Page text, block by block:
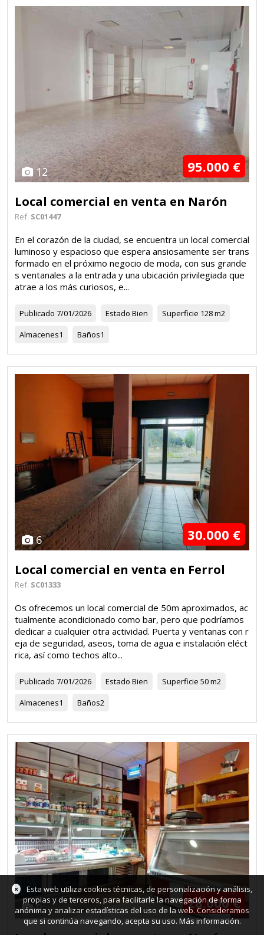
12 95.000 €
Local comercial en venta en Narón
Ref. SC01447
En el corazón de la ciudad, se encuentra un local comercial
luminoso y espacioso que espera ansiosamente ser trans
formado en el próximo negocio de moda, con sus grande
s ventanales a la entrada y una ubicación privilegiada que
atrae a los más curiosos, e...
Publicado 7/01/2026 Estado Bien Superficie 128 m2
Almacenes1 Baños1
6 30.000 €
Local comercial en venta en Ferrol
Ref. SC01333
Os ofrecemos un local comercial de 50m aproximados, ac
tualmente acondicionado como bar, pero que podríamos
dedicar a cualquier otra actividad. Puerta y ventanas con r
eja de seguridad, aseos, toma de agua e instalación eléct
rica, así como techos alto...
Publicado 7/01/2026 Estado Bien Superficie 50 m2
Almacenes1 Baños2
9 28.000 €
×
Esta web utiliza cookies técnicas, de personalización y análisis,
propias y de terceros, para facilitarle la navegación de forma
anónima y analizar estadísticas del uso de la web. Consideramos
que si continúa navegando, acepta su uso. Más información.